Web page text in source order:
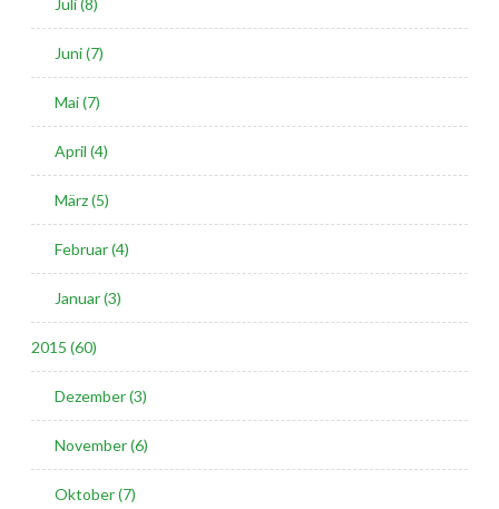
Juni (7)
Mai (7)
April (4)
März (5)
Februar (4)
Januar (3)
2015 (60)
Dezember (3)
November (6)
Oktober (7)